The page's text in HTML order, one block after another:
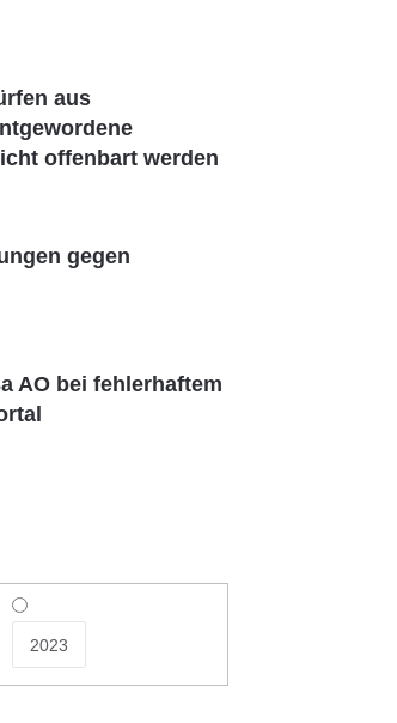
aus
offenbart werden
gegen
AO bei fehlerhaftem
2023